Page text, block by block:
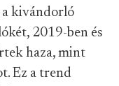
a kivándorló
2019-ben és
haza, mint
Ez a trend